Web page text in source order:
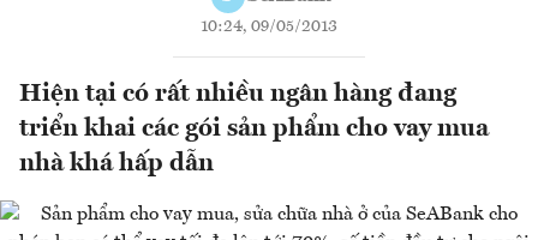
10:24, 09/05/2013
Hiện tại có rất nhiều ngân hàng đang
triển khai các gói sản phẩm cho vay mua
nhà khá hấp dẫn